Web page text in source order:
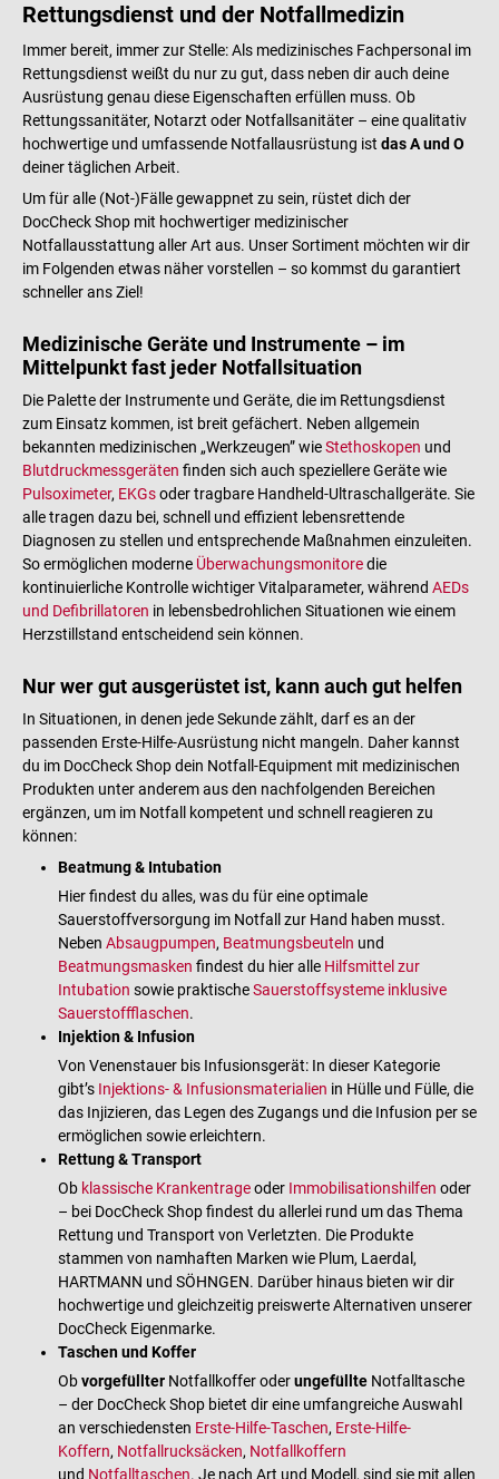
Rettungsdienst und der Notfallmedizin
Immer bereit, immer zur Stelle: Als medizinisches Fachpersonal im
Rettungsdienst weißt du nur zu gut, dass neben dir auch deine
Ausrüstung genau diese Eigenschaften erfüllen muss. Ob
Rettungssanitäter, Notarzt oder Notfallsanitäter – eine qualitativ
hochwertige und umfassende Notfallausrüstung ist das A und O
deiner täglichen Arbeit.
Um für alle (Not-)Fälle gewappnet zu sein, rüstet dich der
DocCheck Shop mit hochwertiger medizinischer
Notfallausstattung aller Art aus. Unser Sortiment möchten wir dir
im Folgenden etwas näher vorstellen – so kommst du garantiert
schneller ans Ziel!
Medizinische Geräte und Instrumente – im
Mittelpunkt fast jeder Notfallsituation
Die Palette der Instrumente und Geräte, die im Rettungsdienst
zum Einsatz kommen, ist breit gefächert. Neben allgemein
bekannten medizinischen „Werkzeugen” wieStethoskopen und
Blutdruckmessgeräten finden sich auch speziellere Geräte wie
Pulsoximeter, EKGsoder tragbare Handheld-Ultraschallgeräte. Sie
alle tragen dazu bei, schnell und effizient lebensrettende
Diagnosen zu stellen und entsprechende Maßnahmen einzuleiten.
So ermöglichen moderne Überwachungsmonitoredie
kontinuierliche Kontrolle wichtiger Vitalparameter, während AEDs
und Defibrillatoren in lebensbedrohlichen Situationen wie einem
Herzstillstand entscheidend sein können.
Nur wer gut ausgerüstet ist, kann auch gut helfen
In Situationen, in denen jede Sekunde zählt, darf es an der
passenden Erste-Hilfe-Ausrüstung nicht mangeln. Daher kannst
du im DocCheck Shop dein Notfall-Equipment mit medizinischen
Produkten unter anderem aus den nachfolgenden Bereichen
ergänzen, um im Notfall kompetent und schnell reagieren zu
können:
Beatmung & Intubation
Hier findest du alles, was du für eine optimale
Sauerstoffversorgung im Notfall zur Hand haben musst.
Neben Absaugpumpen, Beatmungsbeuteln und
Beatmungsmasken findest du hier alle Hilfsmittel zur
Intubation sowie praktischeSauerstoffsysteme inklusive
Sauerstoffflaschen.
Injektion & Infusion
Von Venenstauer bis Infusionsgerät: In dieser Kategorie
gibt’s Injektions- & Infusionsmaterialien in Hülle und Fülle, die
das Injizieren, das Legen des Zugangs und die Infusion per se
ermöglichen sowie erleichtern.
Rettung & Transport
Ob klassische Krankentrageoder Immobilisationshilfen oder
– bei DocCheck Shop findest du allerlei rund um das Thema
Rettung und Transport von Verletzten. Die Produkte
stammen von namhaften Marken wie Plum, Laerdal,
HARTMANN und SÖHNGEN. Darüber hinaus bieten wir dir
hochwertige und gleichzeitig preiswerte Alternativen unserer
DocCheck Eigenmarke.
Taschen und Koffer
Obvorgefüllter Notfallkoffer oderungefüllte Notfalltasche
– der DocCheck Shop bietet dir eine umfangreiche Auswahl
an verschiedensten Erste-Hilfe-Taschen, Erste-Hilfe-
Koffern, Notfallrucksäcken, Notfallkoffern
und Notfalltaschen. Je nach Art und Modell, sind sie mit allen